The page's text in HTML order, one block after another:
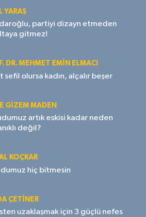
YARAŞ
partiyi dizayn etmeden
gitmez!
DR. MEHMET EMIN ELMACI
sefil olursa kadın, alçalır beşer
GIZEM MADEN
artık eskisi kadar neden
değil?
KOÇKAR
hiç bitmesin
ÇETİNER
uzaklaşmak için 3 güçlü nefes